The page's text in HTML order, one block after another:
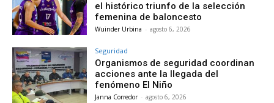
el histórico triunfo de la selección
femenina de baloncesto
Wuinder Urbina - agosto 6, 2026
Seguridad
Organismos de seguridad coordinan
acciones ante la llegada del
fenómeno El Niño
Janna Corredor - agosto 6, 2026